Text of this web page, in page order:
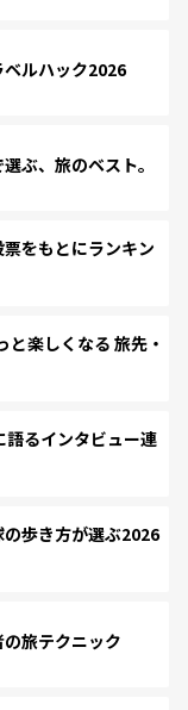
ルハック2026
ぶ、旅のベスト。
をもとにランキン
楽しくなる 旅先・
るインタビュー連
歩き方が選ぶ2026
旅テクニック